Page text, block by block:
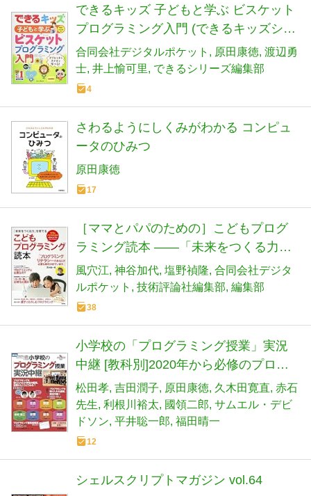
できるキッズ 子どもと学ぶ ビスケット
プログラミング入門 (できるキッズシリ
ーズ)
合同会社デジタルポケット 原田康徳 渡辺勇
士 井上愉可里 できるシリーズ編集部
4
さわるようにしくみがわかる コンピュ
ータのひみつ
原田康徳
17
［ママとパパのための］こどもプログ
ラミング読本 ――「未来をつくる力」
を育てる
風穴江 神谷加代 塩野禎隆 合同会社デジタ
ルポケット
技術評論社編集部 編集部
38
小学校の「プログラミング授業」実況
中継 [教科別]2020年から必修のプログ
ラミング教育はこうなる (beプログラミ
ングBook)
松田孝 吉田潤子 原田康徳 久木田寛直 赤石
先生 利根川裕太 國領二郎 サムエル・デビ
ドソン 平井聡一郎 福田晴一
12
シェルスクリプトマガジン vol.64